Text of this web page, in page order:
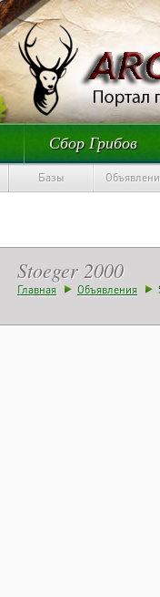
Сбор Грибов
Базы
Stoeger 2000
Главная Объявления